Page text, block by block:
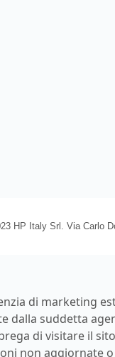
HP Italy Srl. Via Carlo
di marketing
dalla suddetta
di visitare il
non aggiornate